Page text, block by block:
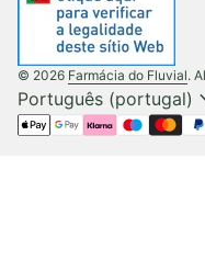
© 2026 Farmácia do Fluvial.
Português (portugal)
Métodos de